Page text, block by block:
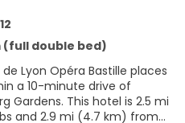
(full double bed)
Lyon Opéra Bastille places
a 10-minute drive of
hotel is 2.5 mi
and 2.9 mi (4.7 km) from